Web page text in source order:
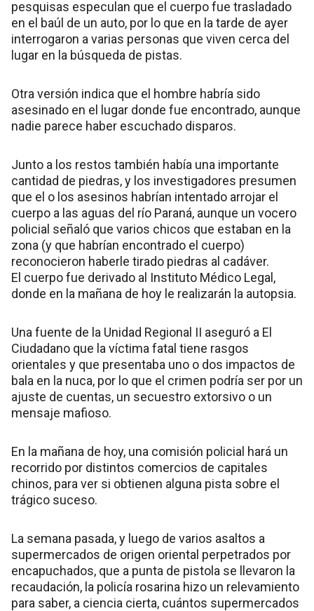
pesquisas especulan que el cuerpo fue trasladado
en el baúl de un auto, por lo que en la tarde de ayer
interrogaron a varias personas que viven cerca del
lugar en la búsqueda de pistas.
Otra versión indica que el hombre habría sido
asesinado en el lugar donde fue encontrado, aunque
nadie parece haber escuchado disparos.
Junto a los restos también había una importante
cantidad de piedras, y los investigadores presumen
que el o los asesinos habrían intentado arrojar el
cuerpo a las aguas del río Paraná, aunque un vocero
policial señaló que varios chicos que estaban en la
zona (y que habrían encontrado el cuerpo)
reconocieron haberle tirado piedras al cadáver.
El cuerpo fue derivado al Instituto Médico Legal,
donde en la mañana de hoy le realizarán la autopsia.
Una fuente de la Unidad Regional II aseguró a El
Ciudadano que la víctima fatal tiene rasgos
orientales y que presentaba uno o dos impactos de
bala en la nuca, por lo que el crimen podría ser por un
ajuste de cuentas, un secuestro extorsivo o un
mensaje mafioso.
En la mañana de hoy, una comisión policial hará un
recorrido por distintos comercios de capitales
chinos, para ver si obtienen alguna pista sobre el
trágico suceso.
La semana pasada, y luego de varios asaltos a
supermercados de origen oriental perpetrados por
encapuchados, que a punta de pistola se llevaron la
recaudación, la policía rosarina hizo un relevamiento
para saber, a ciencia cierta, cuántos supermercados